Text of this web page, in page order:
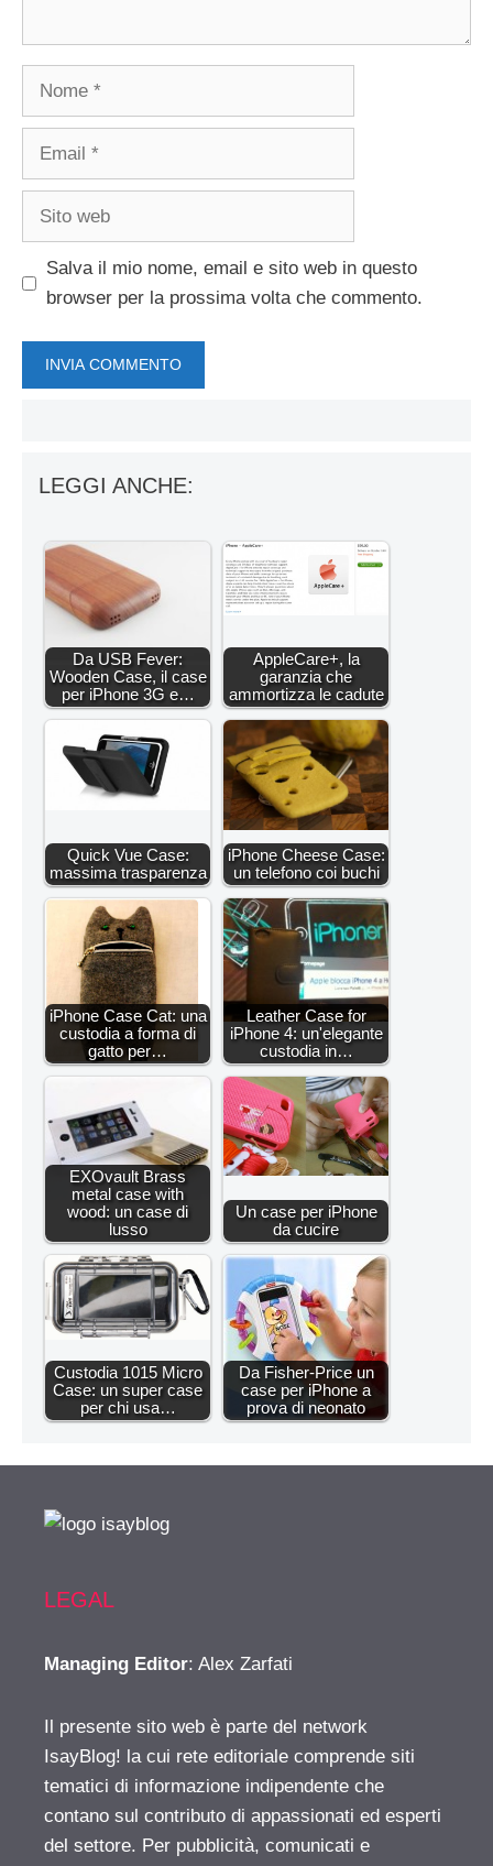
Nome
Email
Sito
Salva il mio nome, email e sito web in questo
browser per la prossima volta che commento.
LEGGI ANCHE:
Da USB Fever:
Wooden Case, il case
per iPhone 3G e…
AppleCare+, la
garanzia che
ammortizza le cadute
Quick Vue Case:
massima trasparenza
iPhone Cheese Case:
un telefono coi buchi
iPhone Case Cat: una
custodia a forma di
gatto per…
Leather Case for
iPhone 4: un'elegante
custodia in…
EXOvault Brass
metal case with
wood: un case di
lusso
Un case per iPhone
da cucire
Custodia 1015 Micro
Case: un super case
per chi usa…
Da Fisher-Price un
case per iPhone a
prova di neonato
LEGAL
Managing Editor: Alex Zarfati
Il presente sito web è parte del network
IsayBlog! la cui rete editoriale comprende siti
tematici di informazione indipendente che
contano sul contributo di appassionati ed esperti
del settore. Per pubblicità, comunicati e